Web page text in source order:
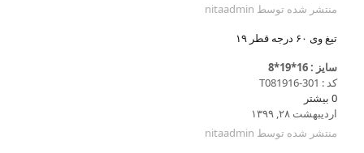
منتشر شده توسط nitaadmin
تیغ وی ۶۰ درجه قطر ۱۹
سایز : 16*19*8
کد : T081916-301
0 بیشتر
اردیبهشت ۲۸, ۱۳۹۹
منتشر شده توسط nitaadmin